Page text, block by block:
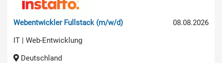
08.08.2026
Webentwickler Fullstack (m/w/d)
IT | Web-Entwicklung
Deutschland